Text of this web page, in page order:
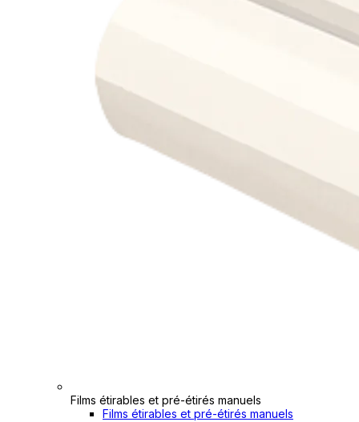
Films étirables et pré-étirés manuels
Films étirables et pré-étirés manuels